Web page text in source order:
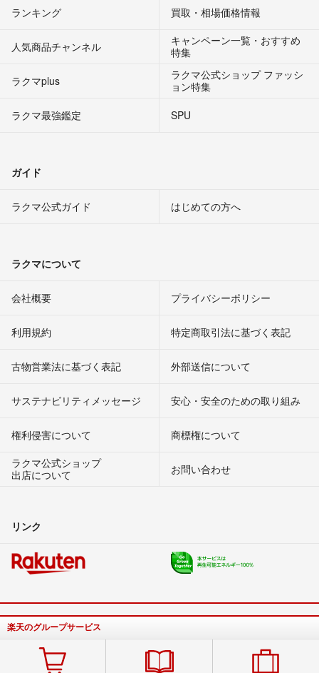
ランキング 買取・相場価格情報
人気商品チャンネル
キャンペーン一覧・おすすめ
特集
ラクマplus
ラクマ公式ショップ ファッシ
ョン特集
ラクマ最強鑑定
SPU
ガイド
ラクマ公式ガイド はじめての方へ
ラクマについて
会社概要 プライバシーポリシー
利用規約 特定商取引法に基づく表記
古物営業法に基づく表記 外部送信について
サステナビリティメッセージ 安心・安全のための取り組み
権利侵害について
商標権について
ラクマ公式ショップ
出店について
お問い合わせ
リンク
楽天のグループサービス